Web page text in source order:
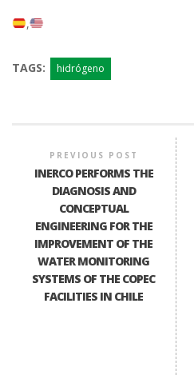
TAGS: hidrógeno
PREVIOUS POST
INERCO PERFORMS THE
DIAGNOSIS AND
CONCEPTUAL
ENGINEERING FOR THE
IMPROVEMENT OF THE
WATER MONITORING
SYSTEMS OF THE COPEC
FACILITIES IN CHILE